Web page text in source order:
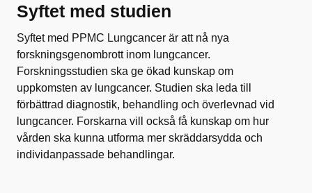
Syftet med studien
Syftet med PPMC Lungcancer är att nå nya
forskningsgenombrott inom lungcancer.
Forskningsstudien ska ge ökad kunskap om
uppkomsten av lungcancer. Studien ska leda till
förbättrad diagnostik, behandling och överlevnad vid
lungcancer. Forskarna vill också få kunskap om hur
vården ska kunna utforma mer skräddarsydda och
individanpassade behandlingar.